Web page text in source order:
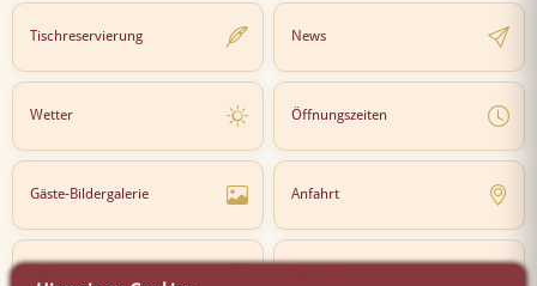
Tischreservierung News
Wetter Öffnungszeiten
Gäste-Bildergalerie Anfahrt